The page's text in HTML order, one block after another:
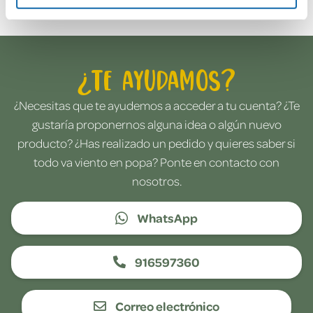
¿Te ayudamos?
¿Necesitas que te ayudemos a acceder a tu cuenta? ¿Te
gustaría proponernos alguna idea o algún nuevo
producto? ¿Has realizado un pedido y quieres saber si
todo va viento en popa? Ponte en contacto con
nosotros.
WhatsApp
916597360
Correo electrónico